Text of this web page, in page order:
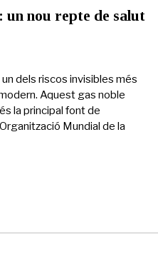
un nou repte de salut
dels riscos invisibles més
Aquest gas noble
la principal font de
Mundial de la